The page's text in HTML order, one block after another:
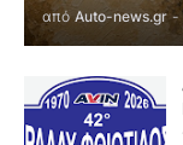
από Auto-news.gr -